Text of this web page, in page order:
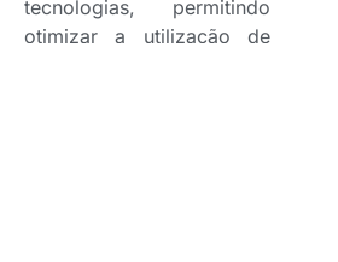
tecnologias, permitindo
otimizar a utilização de